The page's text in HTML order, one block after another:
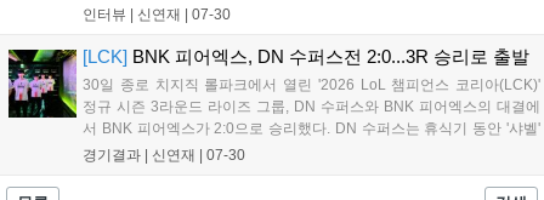
테온으로 상대의 흐름을 끊는데 핵심 역할을 한 '랩터' 전어진이 POM에
인터뷰 | 신연재 07-30
[LCK] BNK 피어엑스, DN 수퍼스전 2:0...3R 승리로 출발
30일 종로 치지직 롤파크에서 열린 '2026 LoL 챔피언스 코리아(LCK)'
정규 시즌 3라운드 라이즈 그룹, DN 수퍼스와 BNK 피어엑스의 대결에
서 BNK 피어엑스가 2:0으로 승리했다. DN 수퍼스는 휴식기 동안 '샤벨'
김단우를 영입하며 반등을 노려봤지만, 첫 경기에서는 아쉬움을 남겼다.
경기결과 | 신연재 07-30